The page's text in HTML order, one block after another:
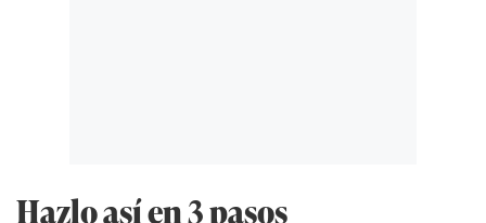
Hazlo así en 3 pasos